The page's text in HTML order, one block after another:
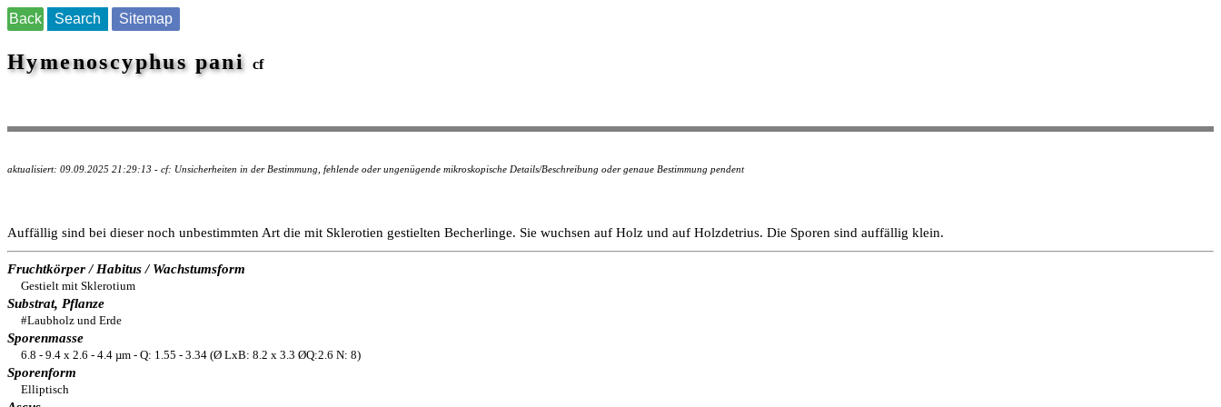
Back Search Sitemap
Hymenoscyphus pani cf
aktualisiert: 09.09.2025 21:29:13 - cf: Unsicherheiten in der Bestimmung, fehlende oder ungenügende mikroskopische Details/Beschreibung oder genaue Bestimmung pendent
Auffällig sind bei dieser noch unbestimmten Art die mit Sklerotien gestielten Becherlinge. Sie wuchsen auf Holz und auf Holzdetrius. Die Sporen sind auffällig klein.
Fruchtkörper / Habitus / Wachstumsform
Gestielt mit Sklerotium
Substrat, Pflanze
#Laubholz und Erde
Sporenmasse
6.8 - 9.4 x 2.6 - 4.4 µm - Q: 1.55 - 3.34 (Ø LxB: 8.2 x 3.3 ØQ:2.6 N: 8)
Sporenform
Elliptisch